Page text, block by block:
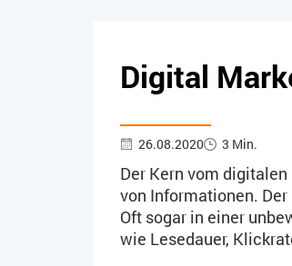
Digital
26.08.2020 3 Min.
Der Kern vom
von Informationen.
Oft sogar in einer
wie Lesedauer,